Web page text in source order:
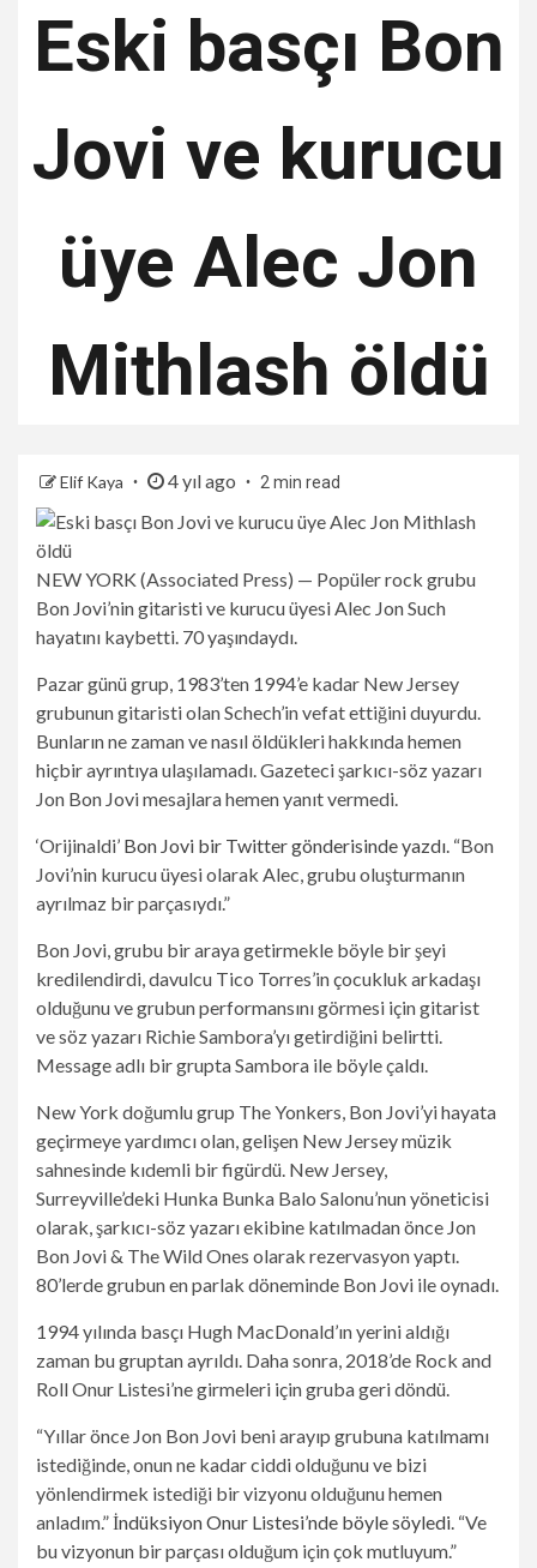
Eski basçı Bon
Jovi ve kurucu
üye Alec Jon
Mithlash öldü
Elif Kaya 4 yıl ago 2 min read
NEW YORK (Associated Press) — Popüler rock grubu
Bon Jovi’nin gitaristi ve kurucu üyesi Alec Jon Such
hayatını kaybetti. 70 yaşındaydı.
Pazar günü grup, 1983’ten 1994’e kadar New Jersey
grubunun gitaristi olan Schech’in vefat ettiğini duyurdu.
Bunların ne zaman ve nasıl öldükleri hakkında hemen
hiçbir ayrıntıya ulaşılamadı. Gazeteci şarkıcı-söz yazarı
Jon Bon Jovi mesajlara hemen yanıt vermedi.
‘Orijinaldi’ Bon Jovi bir Twitter gönderisinde yazdı. “Bon
Jovi’nin kurucu üyesi olarak Alec, grubu oluşturmanın
ayrılmaz bir parçasıydı.”
Bon Jovi, grubu bir araya getirmekle böyle bir şeyi
kredilendirdi, davulcu Tico Torres’in çocukluk arkadaşı
olduğunu ve grubun performansını görmesi için gitarist
ve söz yazarı Richie Sambora’yı getirdiğini belirtti.
Message adlı bir grupta Sambora ile böyle çaldı.
New York doğumlu grup The Yonkers, Bon Jovi’yi hayata
geçirmeye yardımcı olan, gelişen New Jersey müzik
sahnesinde kıdemli bir figürdü. New Jersey,
Surreyville’deki Hunka Bunka Balo Salonu’nun yöneticisi
olarak, şarkıcı-söz yazarı ekibine katılmadan önce Jon
Bon Jovi & The Wild Ones olarak rezervasyon yaptı.
80’lerde grubun en parlak döneminde Bon Jovi ile oynadı.
1994 yılında basçı Hugh MacDonald’ın yerini aldığı
zaman bu gruptan ayrıldı. Daha sonra, 2018’de Rock and
Roll Onur Listesi’ne girmeleri için gruba geri döndü.
“Yıllar önce Jon Bon Jovi beni arayıp grubuna katılmamı
istediğinde, onun ne kadar ciddi olduğunu ve bizi
yönlendirmek istediği bir vizyonu olduğunu hemen
anladım.”İndüksiyon Onur Listesi’nde böyle söyledi. “Ve
bu vizyonun bir parçası olduğum için çok mutluyum.”